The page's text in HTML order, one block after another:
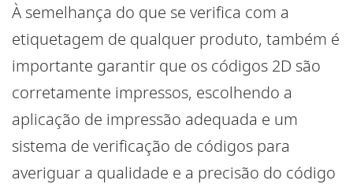
À semelhança do que se verifica com a
etiquetagem de qualquer produto, também é
importante garantir que os códigos 2D são
corretamente impressos, escolhendo a
aplicação de impressão adequada e um
sistema de verificação de códigos para
averiguar a qualidade e a precisão do código